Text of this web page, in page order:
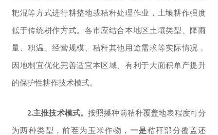
耙混等方式进行耕整地或秸秆处理作业，土壤耕作强度
低于传统耕作方式。各市应结合本地区土壤类型、降雨
量、积温、经营规模、秸秆其他用途需求等实际情况，
因地制宜优化完善适宜本区域、有利于大面积单产提升
的保护性耕作技术模式。
2.主推技术模式。按照播种前秸秆覆盖地表程度可分
为两种类型，前茬为玉米作物， 一是秸秆部分覆盖还